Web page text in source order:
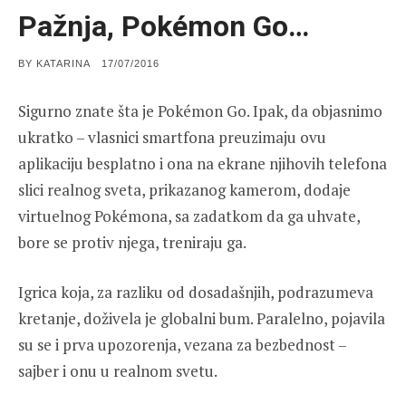
Pažnja, Pokémon Go…
BY KATARINA
POSTED
17/07/2016
Sigurno znate šta je Pokémon Go. Ipak, da objasnimo
ukratko – vlasnici smartfona preuzimaju ovu
aplikaciju besplatno i ona na ekrane njihovih telefona
slici realnog sveta, prikazanog kamerom, dodaje
virtuelnog Pokémona, sa zadatkom da ga uhvate,
bore se protiv njega, treniraju ga.
Igrica koja, za razliku od dosadašnjih, podrazumeva
kretanje, doživela je globalni bum. Paralelno, pojavila
su se i prva upozorenja, vezana za bezbednost –
sajber i onu u realnom svetu.